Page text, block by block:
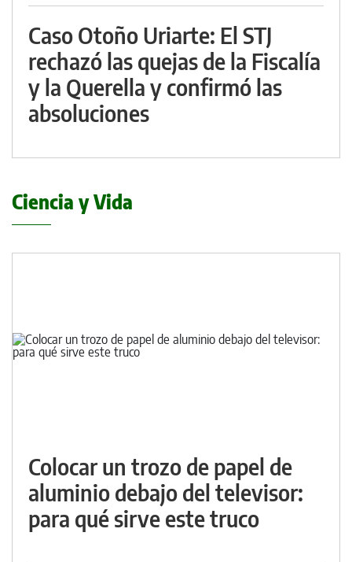
Caso Otoño Uriarte: El STJ
rechazó las quejas de la Fiscalía
y la Querella y confirmó las
absoluciones
Ciencia y Vida
Colocar un trozo de papel de
aluminio debajo del televisor:
para qué sirve este truco